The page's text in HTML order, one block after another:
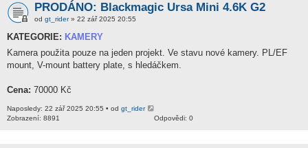
PRODÁNO: Blackmagic Ursa Mini 4.6K G2
od gt_rider» 22 zář 2025 20:55
KATEGORIE: KAMERY
Kamera použita pouze na jeden projekt. Ve stavu nové kamery. PL/EF
mount, V-mount battery plate, s hledáčkem.
Cena: 70000 Kč
Naposledy: 22 zář 2025 20:55 • od gt_rider
Odpovědi: 0
Zobrazení: 8891